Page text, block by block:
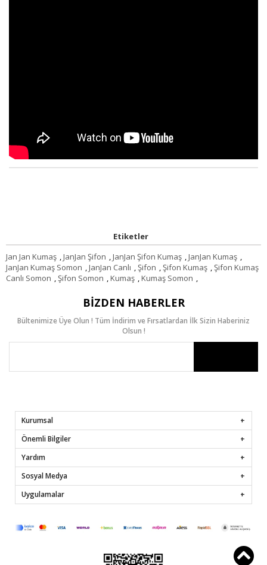
Etiketler
Jan Jan Kumaş ,JanJan Şifon ,JanJan Şifon Kumaş ,JanJan Kumaş ,
JanJan Kumaş Somon ,JanJan Canlı ,Şifon ,Şifon Kumaş ,Şifon Kumaş
Canlı Somon ,Şifon Somon ,Kumaş ,Kumaş Somon ,
BIZDEN HABERLER
Bültenimize Üye Olun ! Tüm İndirim ve Fırsatlardan İlk Sizin Haberiniz
Olsun !
Kurumsal
Önemli Bilgiler
Yardım
Sosyal Medya
Uygulamalar